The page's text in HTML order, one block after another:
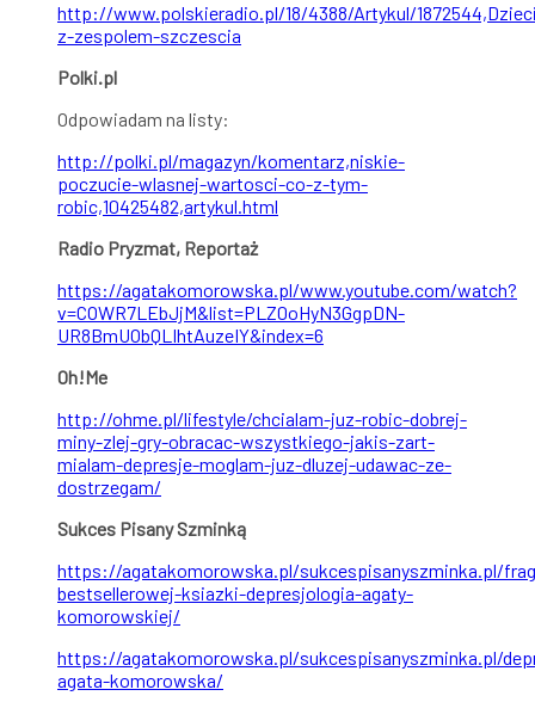
http://www.polskieradio.pl/18/4388/Artykul/
z-zespolem-szczescia
Polki.pl
Odpowiadam na listy:
http://polki.pl/magazyn/komentarz,niskie-
poczucie-wlasnej-wartosci-co-z-tym-
robic,10425482,artykul.html
Radio Pryzmat, Reportaż
https://agatakomorowska.pl/www.youtube.com/watch?
v=COWR7LEbJjM&list=PLZ0oHyN3GgpDN-
UR8BmUObQLIhtAuzeIY&index=6
Oh!Me
http://ohme.pl/lifestyle/chcialam-juz-robic-dobrej-
miny-zlej-gry-obracac-wszystkiego-jakis-zart-
mialam-depresje-moglam-juz-dluzej-udawac-ze-
dostrzegam/
Sukces Pisany Szminką
https://agatakomorowska.pl/sukcespisanyszminka.pl/
bestsellerowej-ksiazki-depresjologia-agaty-
komorowskiej/
https://agatakomorowska.pl/sukcespisanyszminka.pl/
agata-komorowska/